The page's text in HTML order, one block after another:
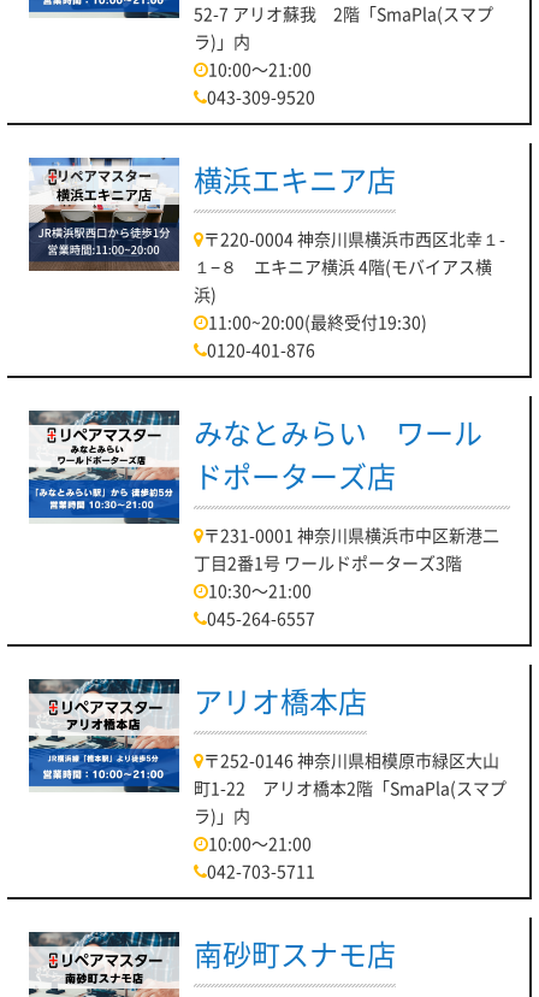
52-7 アリオ蘇我 2階「SmaPla(スマプ
ラ)」内
10:00～21:00
043-309-9520
横浜エキニア店
〒220-0004 神奈川県横浜市西区北幸１-
１−８ エキニア横浜 4階(モバイアス横
浜)
11:00~20:00(最終受付19:30)
0120-401-876
みなとみらい ワール
ドポーターズ店
〒231-0001 神奈川県横浜市中区新港二
丁目2番1号 ワールドポーターズ3階
10:30～21:00
045-264-6557
アリオ橋本店
〒252-0146 神奈川県相模原市緑区大山
町1-22 アリオ橋本2階「SmaPla(スマプ
ラ)」内
10:00～21:00
042-703-5711
南砂町スナモ店